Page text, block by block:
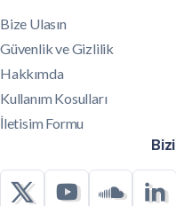
Bize Ulasın
Güvenlik ve Gizlilik
Hakkımda
Kullanım Kosulları
İletisim Formu